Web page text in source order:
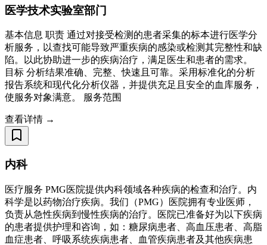
医学技术实验室部门
基本信息 职责 通过对接受检测的患者采集的标本进行医学分
析服务，以查找可能导致严重疾病的感染或检测其完整性和缺
陷。以此协助进一步的疾病治疗，满足医生和患者的需求。
目标 分析结果准确、完整、快速且可靠。采用标准化的分析
报告系统和现代化分析仪器，并提供充足且安全的血库服务，
使服务对象满意。 服务范围
查看详情 →
内科
医疗服务 PMG医院提供内科领域各种疾病的检查和治疗。内
科学是以药物治疗疾病。我们（PMG）医院拥有专业医师，
负责从急性疾病到慢性疾病的治疗。医院已准备好为以下疾病
的患者提供护理和咨询，如：糖尿病患者、高血压患者、高脂
血症患者、呼吸系统疾病患者、血管疾病患者及其他疾病患